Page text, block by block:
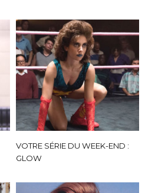
VOTRE SÉRIE DU WEEK-END :
GLOW